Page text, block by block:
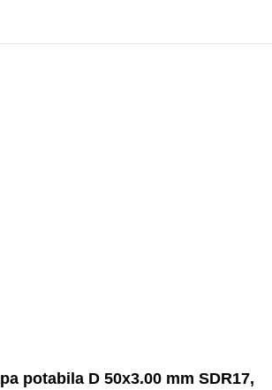
potabila D 50x3.00 mm SDR17,